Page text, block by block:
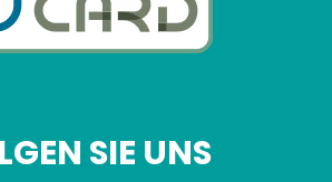
SIE UNS